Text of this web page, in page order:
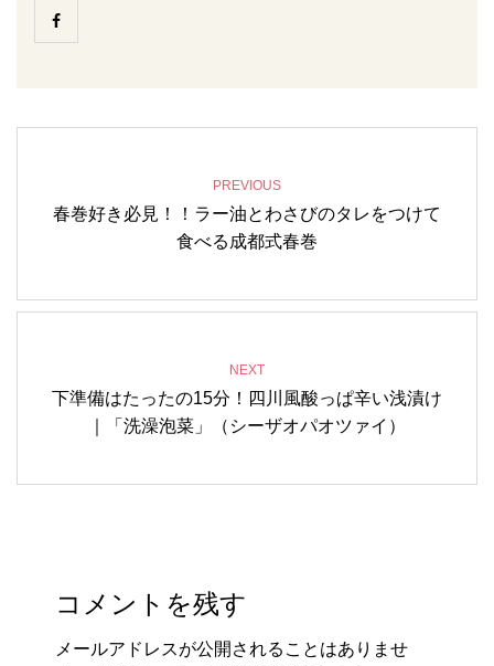
PREVIOUS
春巻好き必見！！ラー油とわさびのタレをつけて
食べる成都式春巻
NEXT
下準備はたったの15分！四川風酸っぱ辛い浅漬け
｜「洗澡泡菜」（シーザオパオツァイ）
コメントを残す
メールアドレスが公開されることはありませ